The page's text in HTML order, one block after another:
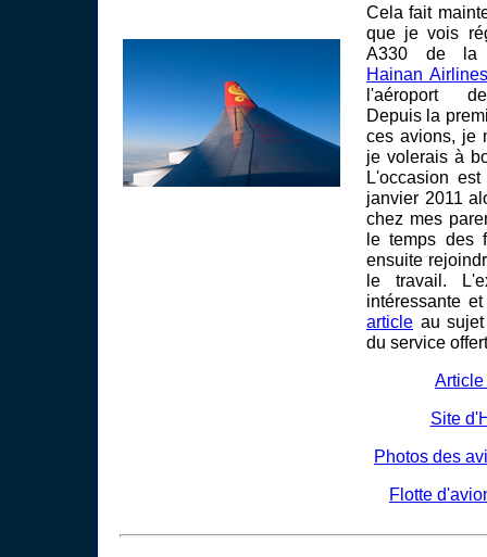
Cela fait
que je vois
A330 de la
Hainan
l'aéroport
Depuis la
ces avions, je
je volerais à
L'occasion
janvier 2011
chez mes
le temps des
ensuite
le travail.
intéressante
article au
du service
Site
Photos des
Flotte